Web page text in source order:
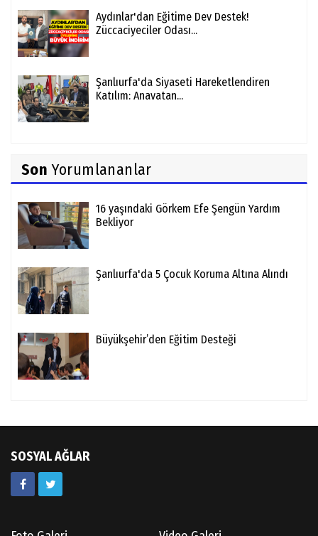
Aydınlar'dan Eğitime Dev Destek!
Züccaciyeciler Odası...
Şanlıurfa'da Siyaseti Hareketlendiren
Katılım: Anavatan...
Son Yorumlananlar
16 yaşındaki Görkem Efe Şengün Yardım
Bekliyor
Şanlıurfa'da 5 Çocuk Koruma Altına Alındı
Büyükşehir’den Eğitim Desteği
SOSYAL AĞLAR